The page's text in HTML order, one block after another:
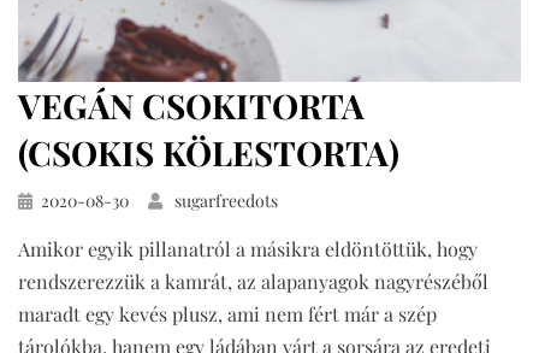
VEGÁN CSOKITORTA
(CSOKIS KÖLESTORTA)
Közzétéve
2020-08-30 sugarfreedots
Amikor egyik pillanatról a másikra eldöntöttük, hogy
rendszerezzük a kamrát, az alapanyagok nagyrészéből
maradt egy kevés plusz, ami nem fért már a szép
tárolókba, hanem egy ládában várt a sorsára az eredeti